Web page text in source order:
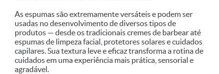
As espumas são extremamente versáteis e podem ser
usadas no desenvolvimento de diversos tipos de
produtos — desde os tradicionais cremes de barbear até
espumas de limpeza facial, protetores solares e cuidados
capilares. Sua textura leve e eficaz transforma a rotina de
cuidados em uma experiência mais prática, sensorial e
agradável.